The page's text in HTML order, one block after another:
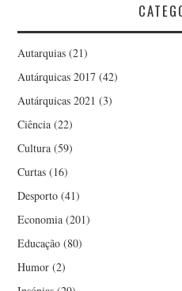
Autarquias (21)
Autárquicas 2017 (42)
Autárquicas 2021 (3)
Ciência (22)
Cultura (59)
Curtas (16)
Desporto (41)
Economia (201)
Educação (80)
Humor (2)